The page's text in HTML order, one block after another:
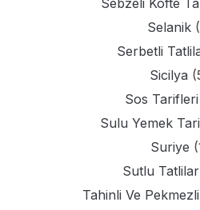
Sebzeli Kofte
Selanik
Serbetli
Sicilya
Sos Tarifleri
Sulu Yemek
Suriye
Sutlu Tatlilar
Tahinli Ve